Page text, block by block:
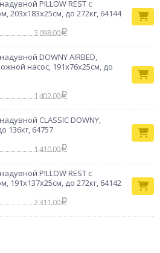
PILLOW REST с
203x183x25см, до 272кг, 64144
3 098.00
DOWNY AIRBED,
насос, 191x76x25см, до
1 402.00
CLASSIC DOWNY,
136кг, 64757
1 410.00
PILLOW REST с
191x137x25см, до 272кг, 64142
2 311.00